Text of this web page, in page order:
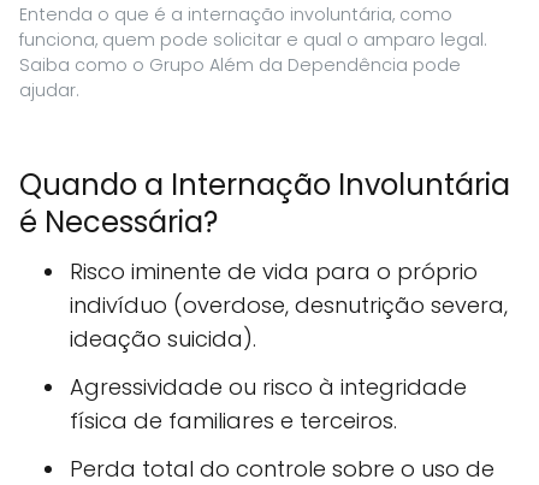
Entenda o que é a internação involuntária, como
funciona, quem pode solicitar e qual o amparo legal.
Saiba como o Grupo Além da Dependência pode
ajudar.
Quando a Internação Involuntária
é Necessária?
Risco iminente de vida para o próprio
indivíduo (overdose, desnutrição severa,
ideação suicida).
Agressividade ou risco à integridade
física de familiares e terceiros.
Perda total do controle sobre o uso de